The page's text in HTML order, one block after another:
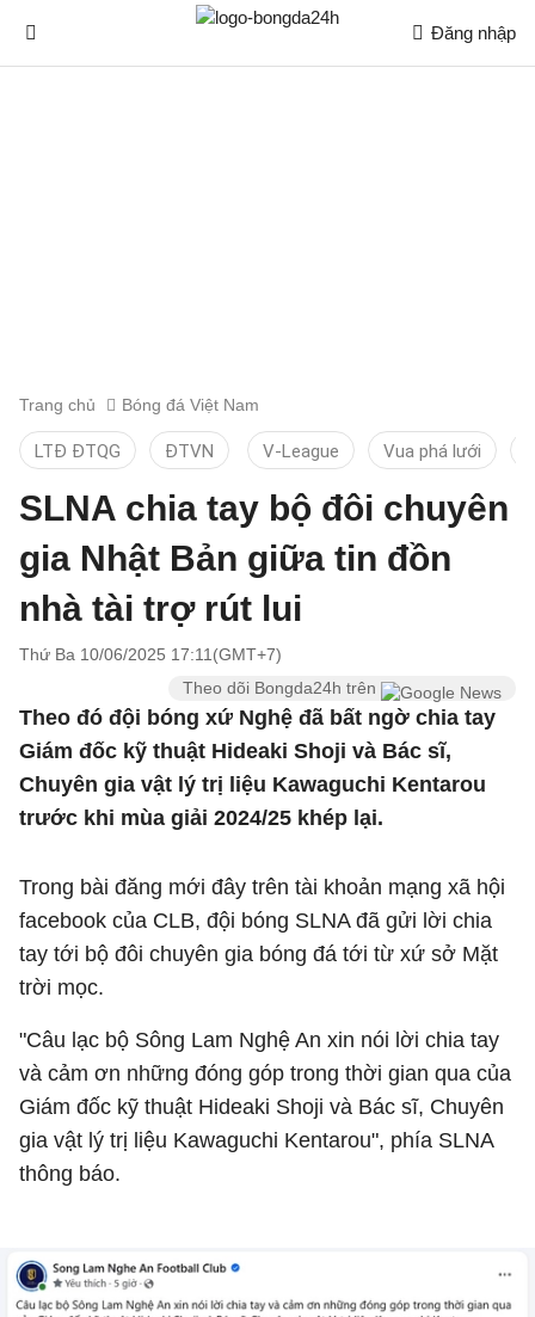
Đăng nhập
Trang chủ Bóng đá Việt Nam
LTĐ ĐTQG ĐTVN V-League Vua phá lưới
SLNA chia tay bộ đôi chuyên
gia Nhật Bản giữa tin đồn
nhà tài trợ rút lui
Thứ Ba 10/06/2025 17:11(GMT+7)
Theo dõi Bongda24h trên
Theo đó đội bóng xứ Nghệ đã bất ngờ chia tay
Giám đốc kỹ thuật Hideaki Shoji và Bác sĩ,
Chuyên gia vật lý trị liệu Kawaguchi Kentarou
trước khi mùa giải 2024/25 khép lại.
Trong bài đăng mới đây trên tài khoản mạng xã hội
facebook của CLB, đội bóng SLNA đã gửi lời chia
tay tới bộ đôi chuyên gia bóng đá tới từ xứ sở Mặt
trời mọc.
"Câu lạc bộ Sông Lam Nghệ An xin nói lời chia tay
và cảm ơn những đóng góp trong thời gian qua của
Giám đốc kỹ thuật Hideaki Shoji và Bác sĩ, Chuyên
gia vật lý trị liệu Kawaguchi Kentarou", phía SLNA
thông báo.